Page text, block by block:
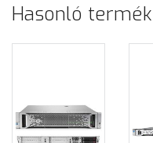
Hasonló